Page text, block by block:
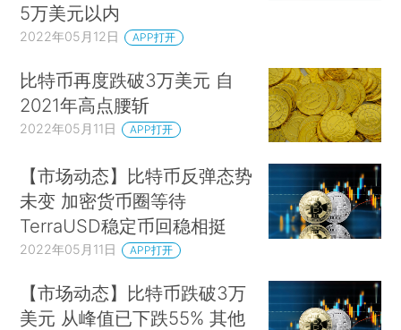
5万美元以内
2022年05月12日 APP打开
比特币再度跌破3万美元 自
2021年高点腰斩
2022年05月11日 APP打开
【市场动态】比特币反弹态势
未变 加密货币圈等待
TerraUSD稳定币回稳相挺
2022年05月11日 APP打开
【市场动态】比特币跌破3万
美元 从峰值已下跌55% 其他